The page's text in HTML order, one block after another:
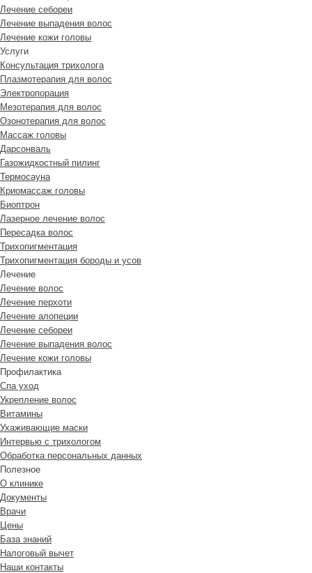
Лечение себореи
Лечение выпадения волос
Лечение кожи головы
Услуги
Консультация трихолога
Плазмотерапия для волос
Электропорация
Мезотерапия для волос
Озонотерапия для волос
Массаж головы
Дарсонваль
Газожидкостный пилинг
Термосауна
Криомассаж головы
Биоптрон
Лазерное лечение волос
Пересадка волос
Трихопигментация
Трихопигментация бороды и усов
Лечение
Лечение волос
Лечение перхоти
Лечение алопеции
Лечение себореи
Лечение выпадения волос
Лечение кожи головы
Профилактика
Спа уход
Укрепление волос
Витамины
Ухаживающие маски
Интервью с трихологом
Обработка персональных данных
Полезное
О клинике
Документы
Врачи
Цены
База знаний
Налоговый вычет
Наши контакты